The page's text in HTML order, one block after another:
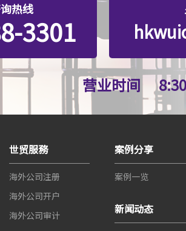
热线
3301
营业时间
世贸服務
海外公司注册
海外公司开户
海外公司审计
案例分享
案例一览
新闻动态